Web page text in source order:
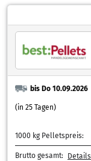
bis Do 10.09.2026
(in 25 Tagen)
1000 kg Pelletspreis:
Brutto gesamt: Details